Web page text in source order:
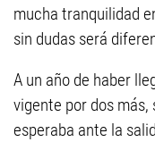
mucha tranquilidad
sin dudas será
A un año de haber
vigente por dos más,
esperaba ante la